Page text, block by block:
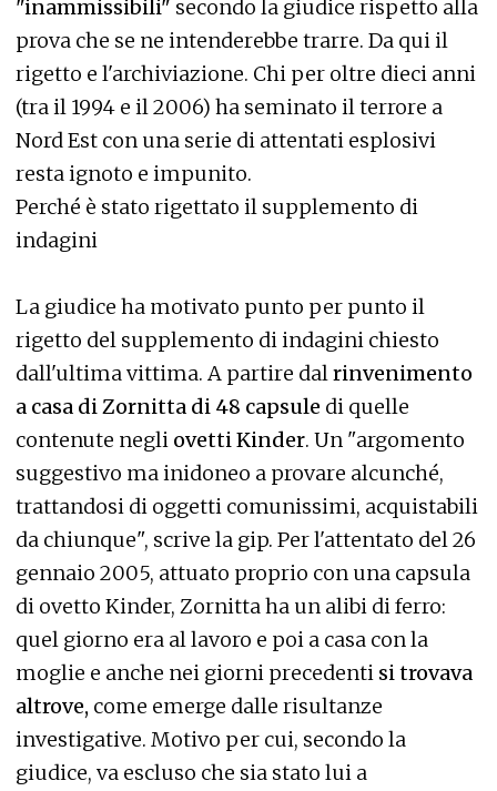
"inammissibili" secondo la giudice rispetto alla
prova che se ne intenderebbe trarre. Da qui il
rigetto e l'archiviazione. Chi per oltre dieci anni
(tra il 1994 e il 2006) ha seminato il terrore a
Nord Est con una serie di attentati esplosivi
resta ignoto e impunito.
Perché è stato rigettato il supplemento di
indagini
La giudice ha motivato punto per punto il
rigetto del supplemento di indagini chiesto
dall'ultima vittima. A partire dal rinvenimento
a casa di Zornitta di 48 capsule di quelle
contenute negli ovetti Kinder. Un "argomento
suggestivo ma inidoneo a provare alcunché,
trattandosi di oggetti comunissimi, acquistabili
da chiunque", scrive la gip. Per l'attentato del 26
gennaio 2005, attuato proprio con una capsula
di ovetto Kinder, Zornitta ha un alibi di ferro:
quel giorno era al lavoro e poi a casa con la
moglie e anche nei giorni precedenti si trovava
altrove, come emerge dalle risultanze
investigative. Motivo per cui, secondo la
giudice, va escluso che sia stato lui a